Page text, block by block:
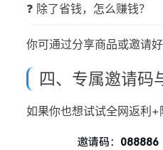
❓ 除了省钱，怎么赚钱？
你可通过分享商品或邀请
四、专属邀请码
如果你也想试试全网返利
邀请码： 088886